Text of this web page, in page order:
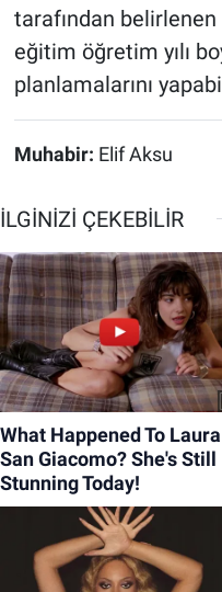
tarafından
eğitim öğretim yılı
planlamalarını
Muhabir: Elif Aksu